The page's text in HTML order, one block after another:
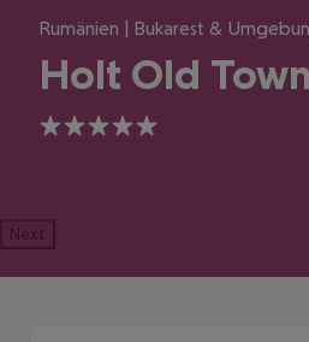
Rumänien | Bukarest &
Holt Old Town
5
Next